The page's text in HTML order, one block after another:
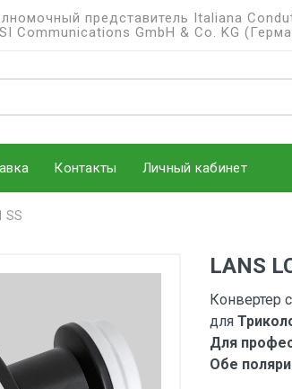
представитель Italiana
Communications GmbH & Co. KG
Контакты Личный кабинет
SS
LANS
Конвертер
для
Для
Обе